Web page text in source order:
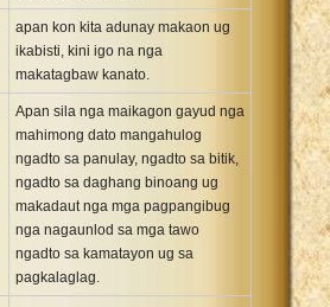
apan kon kita adunay makaon ug
ikabisti, kini igo na nga
makatagbaw kanato.
Apan sila nga maikagon gayud nga
mahimong dato mangahulog
ngadto sa panulay, ngadto sa bitik,
ngadto sa daghang binoang ug
makadaut nga mga pagpangibug
nga nagaunlod sa mga tawo
ngadto sa kamatayon ug sa
pagkalaglag.